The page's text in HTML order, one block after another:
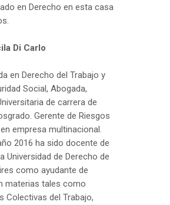
en Derecho en esta casa
Di Carlo
en Derecho del Trabajo y
Social, Abogada,
de carrera de
Gerente de Riesgos
empresa multinacional.
2016 ha sido docente de
Universidad de Derecho de
como ayudante de
materias tales como
Colectivas del Trabajo,